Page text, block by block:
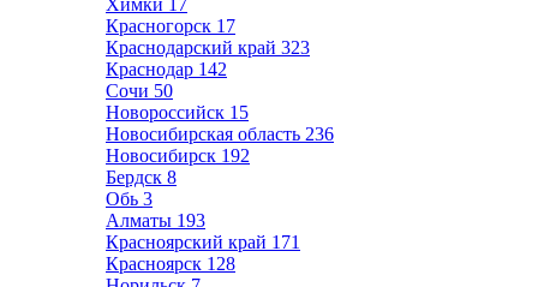
Химки 17
Красногорск 17
Краснодарский край 323
Краснодар 142
Сочи 50
Новороссийск 15
Новосибирская область 236
Новосибирск 192
Бердск 8
Обь 3
Алматы 193
Красноярский край 171
Красноярск 128